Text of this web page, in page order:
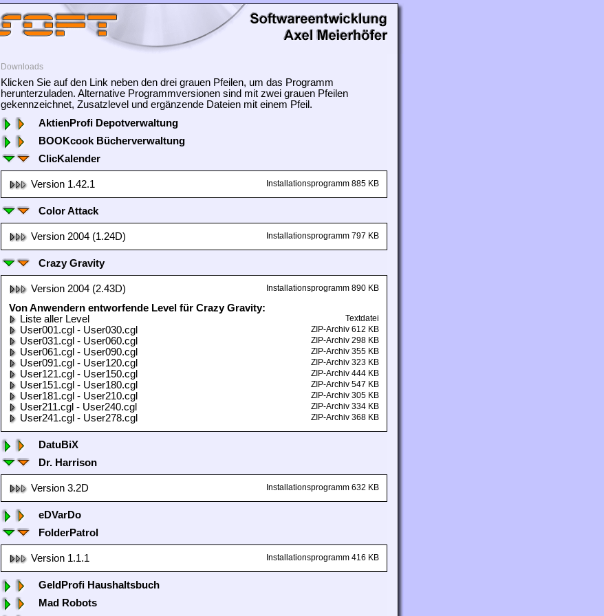
Downloads
Klicken Sie auf den Link neben den drei grauen Pfeilen, um das Programm
herunterzuladen. Alternative Programmversionen sind mit zwei grauen Pfeilen
gekennzeichnet, Zusatzlevel und ergänzende Dateien mit einem Pfeil.
AktienProfi Depotverwaltung
BOOKcook Bücherverwaltung
ClicKalender
Version 1.42.1 Installationsprogramm 885 KB
Color Attack
Version 2004 (1.24D) Installationsprogramm 797 KB
Crazy Gravity
Version 2004 (2.43D) Installationsprogramm 890 KB
Von Anwendern entworfende Level für Crazy Gravity:
Liste aller Level
Textdatei
User001.cgl - User030.cgl ZIP-Archiv 612 KB
User031.cgl - User060.cgl ZIP-Archiv 298 KB
User061.cgl - User090.cgl ZIP-Archiv 355 KB
User091.cgl - User120.cgl ZIP-Archiv 323 KB
User121.cgl - User150.cgl ZIP-Archiv 444 KB
User151.cgl - User180.cgl ZIP-Archiv 547 KB
User181.cgl - User210.cgl ZIP-Archiv 305 KB
User211.cgl - User240.cgl ZIP-Archiv 334 KB
User241.cgl - User278.cgl ZIP-Archiv 368 KB
DatuBiX
Dr. Harrison
Version 3.2D Installationsprogramm 632 KB
eDVarDo
FolderPatrol
Version 1.1.1 Installationsprogramm 416 KB
GeldProfi Haushaltsbuch
Mad Robots